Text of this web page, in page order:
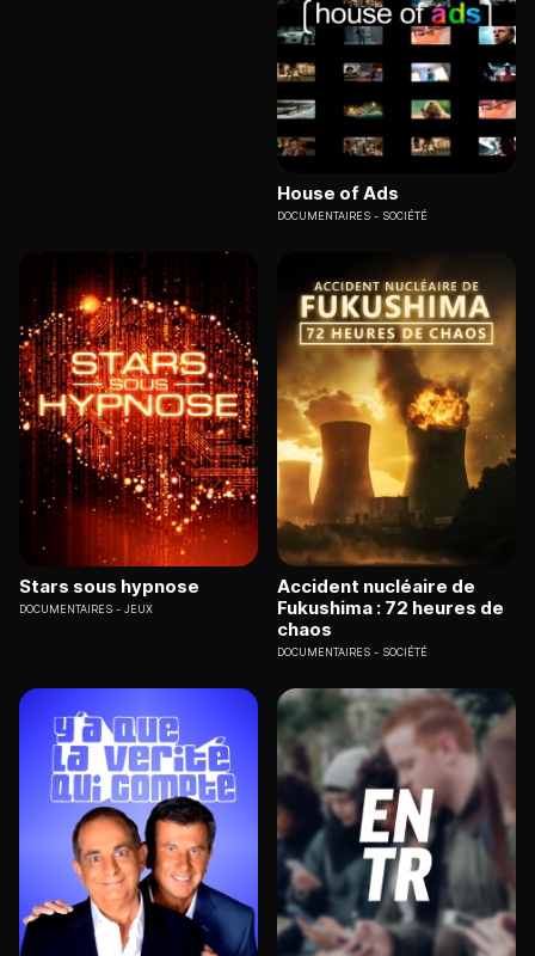
House of Ads
DOCUMENTAIRES SOCIÉTÉ
Stars sous hypnose
DOCUMENTAIRES JEUX
Accident nucléaire de
Fukushima : 72 heures de
chaos
DOCUMENTAIRES SOCIÉTÉ